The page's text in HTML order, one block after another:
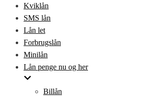
navigationKviklån
SMS lån
Lån let
Forbrugslån
Minilån
Lån penge nu og her
Billån